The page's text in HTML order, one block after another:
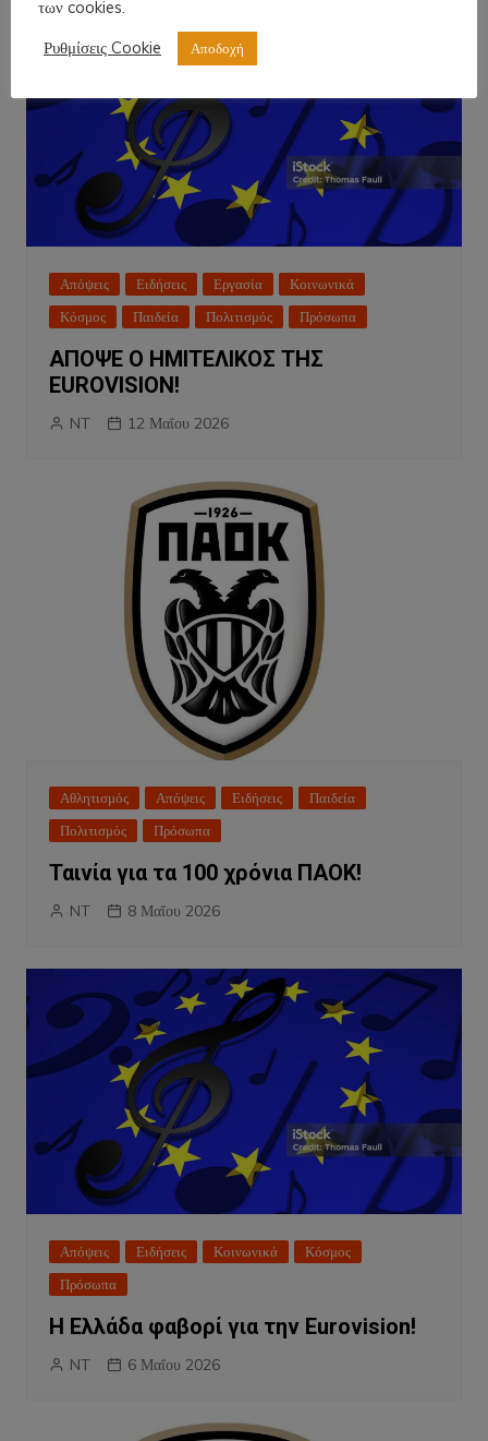
Απόψεις Ειδήσεις Εργασία
Κοινωνικά
Κόσμος
Παιδεία Πολιτισμός Πρόσωπα
ΑΠΟΨΕ Ο ΗΜΙΤΕΛΙΚΟΣ ΤΗΣ
EUROVISION!
NT 12 Μαΐου 2026
Αθλητισμός Απόψεις Ειδήσεις
Παιδεία
Πολιτισμός
Πρόσωπα
Ταινία για τα 100 χρόνια ΠΑΟΚ!
NT 8 Μαΐου 2026
Απόψεις Ειδήσεις Κοινωνικά
Κόσμος
Πρόσωπα
Η Ελλάδα φαβορί για την Eurovision!
NT 6 Μαΐου 2026
των cookies.
Ρυθμίσεις Cookie
Αποδοχή